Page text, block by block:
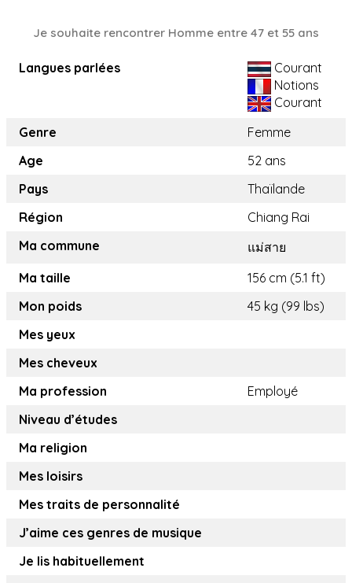
Je souhaite rencontrer Homme entre 47 et 55 ans
Langues parlées
Courant
Notions
Courant
Genre
Femme
Age
52 ans
Pays
Thaïlande
Région
Chiang Rai
Ma commune
แม่สาย
Ma taille
156 cm (5.1 ft)
Mon poids
45 kg (99 lbs)
Mes yeux
Mes cheveux
Ma profession
Employé
Niveau d’études
Ma religion
Mes loisirs
Mes traits de personnalité
J’aime ces genres de musique
Je lis habituellement